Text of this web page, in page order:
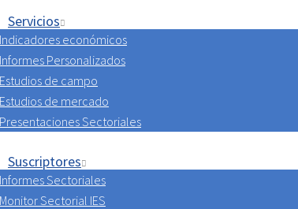
Servicios
Indicadores económicos
Informes Personalizados
Estudios de campo
Estudios de mercado
Presentaciones Sectoriales
Suscriptores
Informes Sectoriales
Monitor Sectorial IES